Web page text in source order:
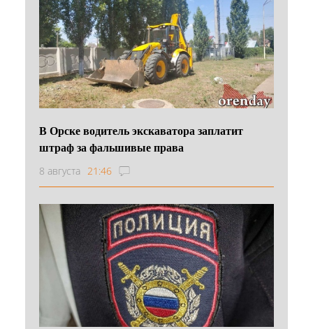
В Орске водитель экскаватора заплатит
штраф за фальшивые права
8 августа 21:46